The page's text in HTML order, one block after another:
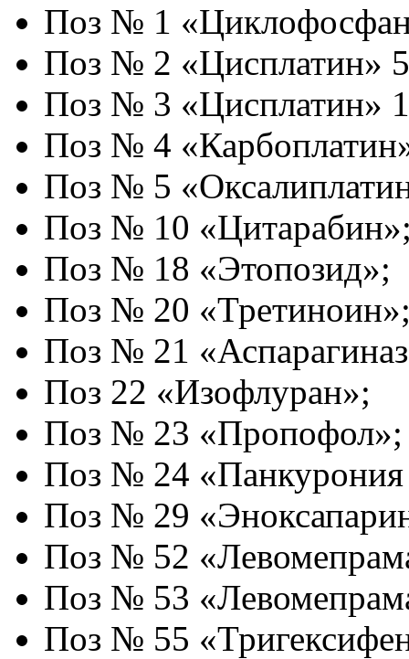
Поз № 1
Поз № 2 «Цисплатин»
Поз № 3 «Цисплатин»
Поз № 4
Поз № 5
Поз № 10
Поз № 18 «Этопозид»;
Поз № 20
Поз № 21
Поз 22 «Изофлуран»;
Поз № 23 «Пропофол»;
Поз № 24
Поз № 29
Поз № 52
Поз № 53
Поз № 55